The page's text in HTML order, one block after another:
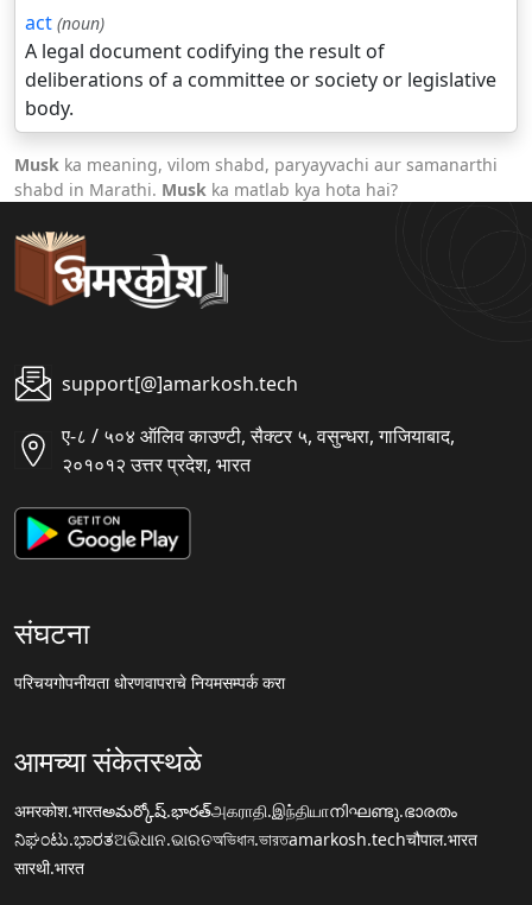
act (noun)
A legal document codifying the result of
deliberations of a committee or society or legislative
body.
Musk ka meaning, vilom shabd, paryayvachi aur samanarthi
shabd in Marathi. Musk ka matlab kya hota hai?
support[@]amarkosh.tech
ए-८ / ५०४ ऑलिव काउण्टी, सैक्टर ५, वसुन्धरा, गाजियाबाद,
२०१०१२ उत्तर प्रदेश, भारत
संघटना
परिचयगोपनीयता धोरणवापराचे नियमसम्पर्क करा
आमच्या संकेतस्थळे
अमरकोश.भारतఅమర్కోష్.భారత్அகராதி.இந்தியாനിഘണ്ടു.ഭാരതം
ನಿಘಂಟು.ಭಾರತଅଭିଧାନ.ଭାରତঅভিধান.ভারতamarkosh.techचौपाल.भारत
सारथी.भारत